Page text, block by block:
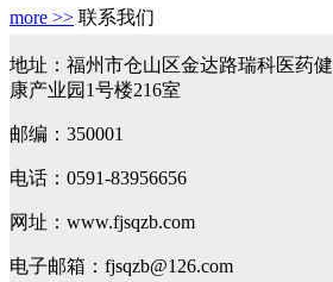
more >> 联系我们
地址：福州市仓山区金达路瑞科医药健
康产业园1号楼216室
邮编：350001
电话：0591-83956656
网址：www.fjsqzb.com
电子邮箱：fjsqzb@126.com